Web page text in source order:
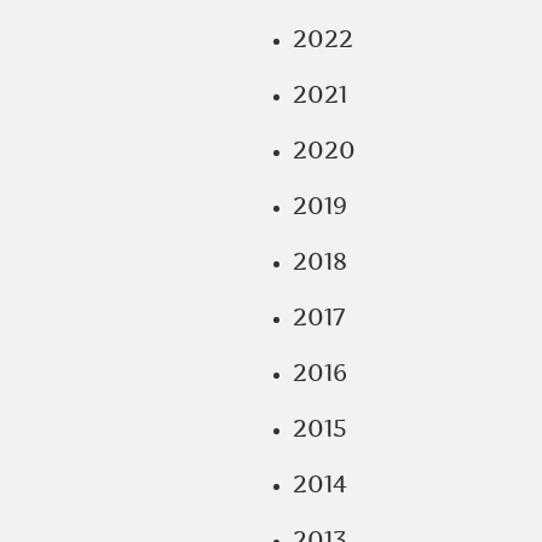
2022
2021
2020
2019
2018
2017
2016
2015
2014